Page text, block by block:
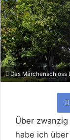
Das Märchenschloss
Über
habe ich